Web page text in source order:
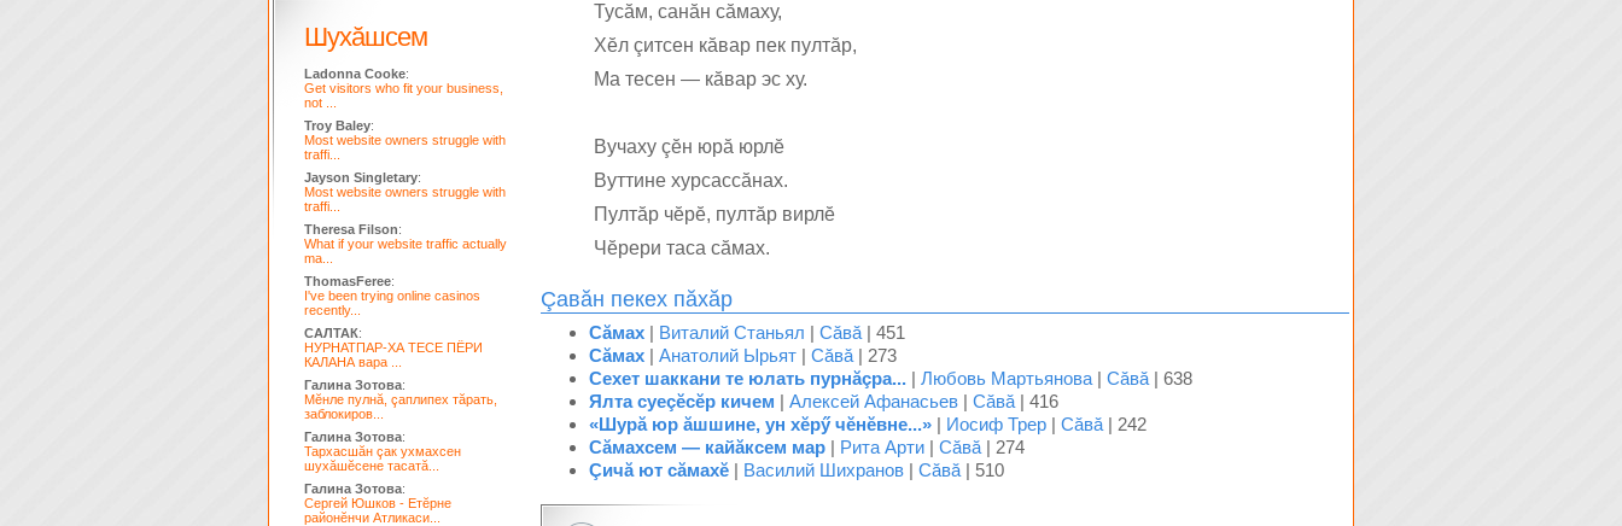
Тусăм, санăн сăмаху,
Хĕл çитсен кăвар пек пултăр,
Ма тесен — кăвар эс ху.
Вучаху çĕн юрă юрлĕ
Вуттине хурсассăнах.
Пултăр чĕрĕ, пултăр вирлĕ
Чĕрери таса сăмах.
Çавăн пекех пăхăр
Сăмах | Виталий Станьял | Сăвă | 451
Сăмах | Анатолий Ырьят | Сăвă | 273
Сехет шаккани те юлать пурнăçра... | Любовь Мартьянова | Сăвă | 638
Ялта суеçĕсĕр кичем | Алексей Афанасьев | Сăвă | 416
«Шурă юр ăшшине, ун хĕрӳ чĕнĕвне...» | Иосиф Трер | Сăвă | 242
Сăмахсем — кайăксем мар | Рита Арти | Сăвă | 274
Çичă ют сăмахĕ | Василий Шихранов | Сăвă | 510
Шухăшсем
Ladonna Cooke:
Get visitors who fit your business,
not ...
Troy Baley:
Most website owners struggle with
traffi...
Jayson Singletary:
Most website owners struggle with
traffi...
Theresa Filson:
What if your website traffic actually
ma...
ThomasFeree:
I've been trying online casinos
recently...
САЛТАК:
НУРНАТПАР-ХА ТЕСЕ ПЁРИ
КАЛАНА вара ...
Галина Зотова:
Мĕнле пулнă, çаплипех тăрать,
заблокиров...
Галина Зотова:
Тархасшăн çак ухмахсен
шухăшĕсене тасатă...
Галина Зотова:
Сергей Юшков - Етĕрне
районĕнчи Атликаси...